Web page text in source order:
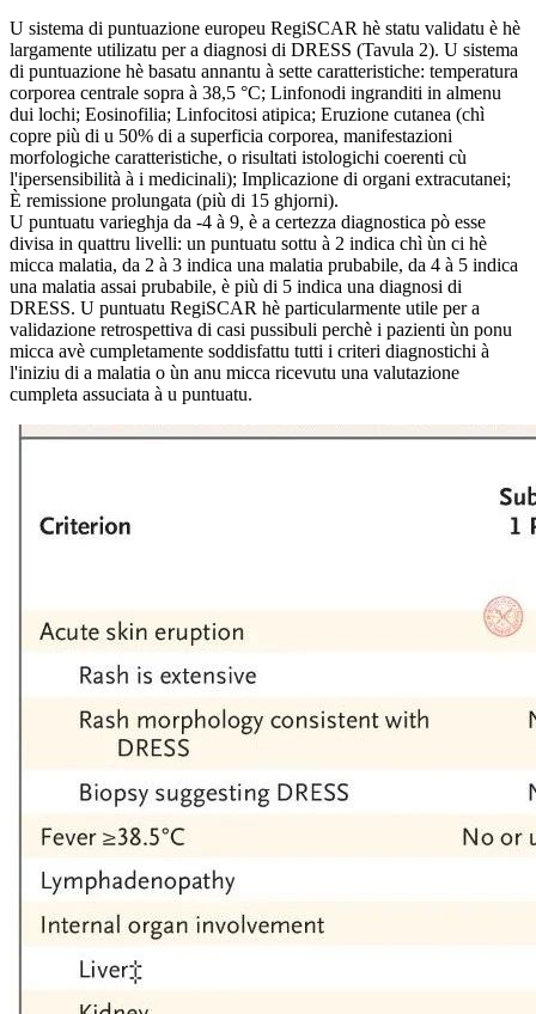
U sistema di puntuazione europeu RegiSCAR hè statu validatu è hè
largamente utilizatu per a diagnosi di DRESS (Tavula 2). U sistema
di puntuazione hè basatu annantu à sette caratteristiche: temperatura
corporea centrale sopra à 38,5 °C; Linfonodi ingranditi in almenu
dui lochi; Eosinofilia; Linfocitosi atipica; Eruzione cutanea (chì
copre più di u 50% di a superficia corporea, manifestazioni
morfologiche caratteristiche, o risultati istologichi coerenti cù
l'ipersensibilità à i medicinali); Implicazione di organi extracutanei;
È remissione prolungata (più di 15 ghjorni).
U puntuatu varieghja da -4 à 9, è a certezza diagnostica pò esse
divisa in quattru livelli: un puntuatu sottu à 2 indica chì ùn ci hè
micca malatia, da 2 à 3 indica una malatia prubabile, da 4 à 5 indica
una malatia assai prubabile, è più di 5 indica una diagnosi di
DRESS. U puntuatu RegiSCAR hè particularmente utile per a
validazione retrospettiva di casi pussibuli perchè i pazienti ùn ponu
micca avè cumpletamente soddisfattu tutti i criteri diagnostichi à
l'iniziu di a malatia o ùn anu micca ricevutu una valutazione
cumpleta assuciata à u puntuatu.